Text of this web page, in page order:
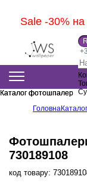
Sale -30%
Каталог фотошпалер
Каталог фотошпалер
Головна
730189108
код товару: